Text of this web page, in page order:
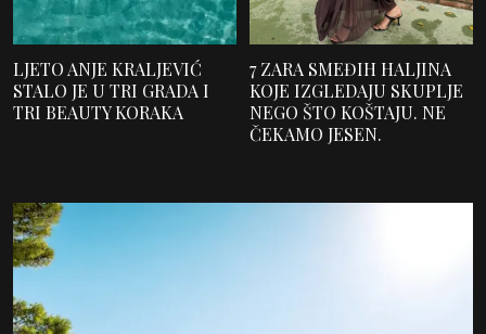
LJETO ANJE KRALJEVIĆ
STALO JE U TRI GRADA I
TRI BEAUTY KORAKA
7 ZARA SMEĐIH HALJINA
KOJE IZGLEDAJU SKUPLJE
NEGO ŠTO KOŠTAJU. NE
ČEKAMO JESEN.